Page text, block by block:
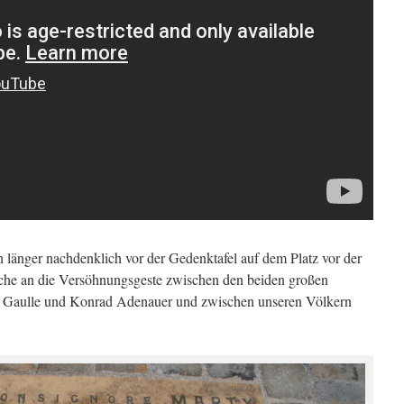
nachdenklich vor der Gedenktafel auf dem Platz vor der
an die Versöhnungsgeste zwischen den beiden großen
und Konrad Adenauer und zwischen unseren Völkern